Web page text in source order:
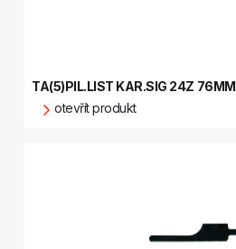
TA(5)PIL.LIST KAR.SIG 24Z 76MM
otevřít produkt